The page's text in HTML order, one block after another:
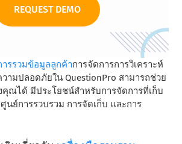
REQUEST DEMO
ารรวมข้อมูลลูกค้าการจัดการการวิเคราะห์
มปลอดภัยใน QuestionPro สามารถช่วย
ณได้ มีประโยชน์สําหรับการจัดการที่เก็บ
นย์การรวบรวม การจัดเก็บ และการ